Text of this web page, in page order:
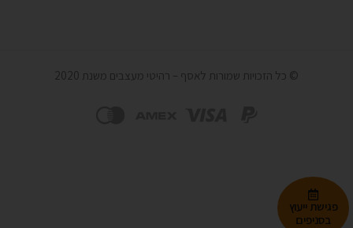
© כל הזכויות שמורות לאסף – רהיטי מעצבים משנת 2020
פגישת ייעוץ
בסניפים